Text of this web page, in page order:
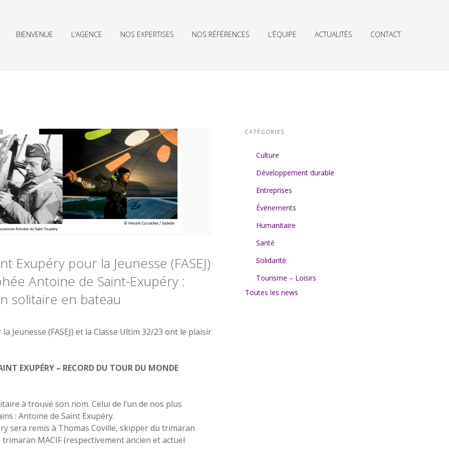
BIENVENUE L’AGENCE NOS EXPERTISES NOS RÉFÉRENCES L’ÉQUIPE ACTUALITÉS CONTACT
Exupéry pour la Jeunesse (FASEJ)
Antoine de Saint-Exupéry :
solitaire en bateau
Jeunesse (FASEJ) et la Classe Ultim 32/23 ont le plaisir
EXUPÉRY – RECORD DU TOUR DU MONDE
à trouvé son nom. Celui de l’un de nos plus
: Antoine de Saint Exupéry.
sera remis à Thomas Coville, skipper du trimaran
MACIF (respectivement ancien et actuel
CATÉGORIES
Culture
Développement durable
Entreprises
Événements
Humanitaire
Santé
Solidarité
Tourisme – Loisirs
Toutes les news